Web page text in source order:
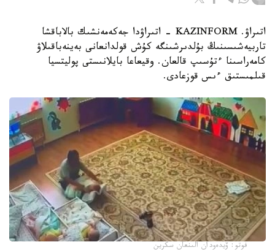
اتىراۋ. KAZINFORM - اتىراۋدا جەكەمەنشىك بالاباقشا
تاربيەشىسىنىڭ بۇلدىرشىنگە كۇش قولدانعانى بەينەباقىلاۋ
كامەراسىنا ءتۇسىپ قالعان. وقيعاعا بايلانىستى پوليتسيا
قىلمىستىق ءىس قوزعادى.
فوتو: ۆيدەودان الىنعان سكرين